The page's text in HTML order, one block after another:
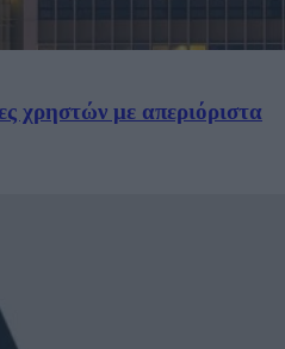
χρηστών με απεριόριστα